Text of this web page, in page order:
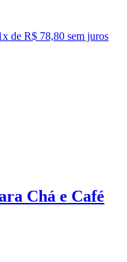
x de R$ 78,80 sem juros
Chá e Café